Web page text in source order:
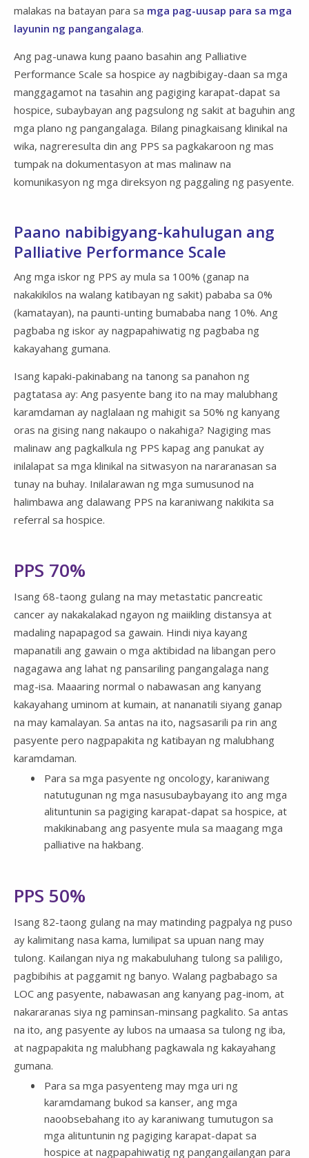
malakas na batayan para sa mga pag-uusap para sa mga
layunin ng pangangalaga.
Ang pag-unawa kung paano basahin ang Palliative
Performance Scale sa hospice ay nagbibigay-daan sa mga
manggagamot na tasahin ang pagiging karapat-dapat sa
hospice, subaybayan ang pagsulong ng sakit at baguhin ang
mga plano ng pangangalaga. Bilang pinagkaisang klinikal na
wika, nagreresulta din ang PPS sa pagkakaroon ng mas
tumpak na dokumentasyon at mas malinaw na
komunikasyon ng mga direksyon ng paggaling ng pasyente.
Paano nabibigyang-kahulugan ang
Palliative Performance Scale
Ang mga iskor ng PPS ay mula sa 100% (ganap na
nakakikilos na walang katibayan ng sakit) pababa sa 0%
(kamatayan), na paunti-unting bumababa nang 10%. Ang
pagbaba ng iskor ay nagpapahiwatig ng pagbaba ng
kakayahang gumana.
Isang kapaki-pakinabang na tanong sa panahon ng
pagtatasa ay: Ang pasyente bang ito na may malubhang
karamdaman ay naglalaan ng mahigit sa 50% ng kanyang
oras na gising nang nakaupo o nakahiga? Nagiging mas
malinaw ang pagkalkula ng PPS kapag ang panukat ay
inilalapat sa mga klinikal na sitwasyon na nararanasan sa
tunay na buhay. Inilalarawan ng mga sumusunod na
halimbawa ang dalawang PPS na karaniwang nakikita sa
referral sa hospice.
PPS 70%
Isang 68-taong gulang na may metastatic pancreatic
cancer ay nakakalakad ngayon ng maiikling distansya at
madaling napapagod sa gawain. Hindi niya kayang
mapanatili ang gawain o mga aktibidad na libangan pero
nagagawa ang lahat ng pansariling pangangalaga nang
mag-isa. Maaaring normal o nabawasan ang kanyang
kakayahang uminom at kumain, at nananatili siyang ganap
na may kamalayan. Sa antas na ito, nagsasarili pa rin ang
pasyente pero nagpapakita ng katibayan ng malubhang
karamdaman.
Para sa mga pasyente ng oncology, karaniwang
natutugunan ng mga nasusubaybayang ito ang mga
alituntunin sa pagiging karapat-dapat sa hospice, at
makikinabang ang pasyente mula sa maagang mga
palliative na hakbang.
PPS 50%
Isang 82-taong gulang na may matinding pagpalya ng puso
ay kalimitang nasa kama, lumilipat sa upuan nang may
tulong. Kailangan niya ng makabuluhang tulong sa paliligo,
pagbibihis at paggamit ng banyo. Walang pagbabago sa
LOC ang pasyente, nabawasan ang kanyang pag-inom, at
nakararanas siya ng paminsan-minsang pagkalito. Sa antas
na ito, ang pasyente ay lubos na umaasa sa tulong ng iba,
at nagpapakita ng malubhang pagkawala ng kakayahang
gumana.
Para sa mga pasyenteng may mga uri ng
karamdamang bukod sa kanser, ang mga
naoobsebahang ito ay karaniwang tumutugon sa
mga alituntunin ng pagiging karapat-dapat sa
hospice at nagpapahiwatig ng pangangailangan para